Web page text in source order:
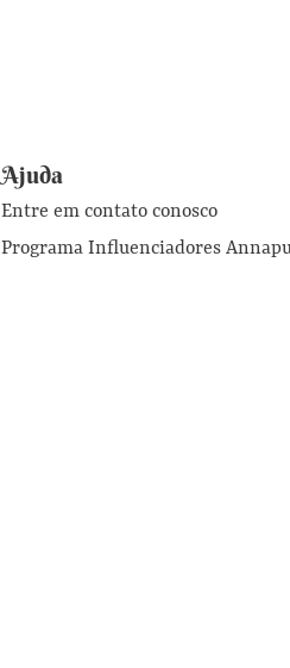
Ajuda
Entre em contato conosco
Programa Influenciadores